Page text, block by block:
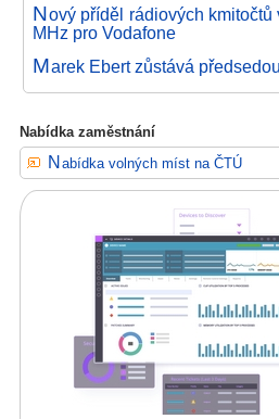
Nový příděl rádiových
MHz pro Vodafone
Marek Ebert zůstává
Nabídka zaměstnání
Nabídka volných míst na ČTÚ